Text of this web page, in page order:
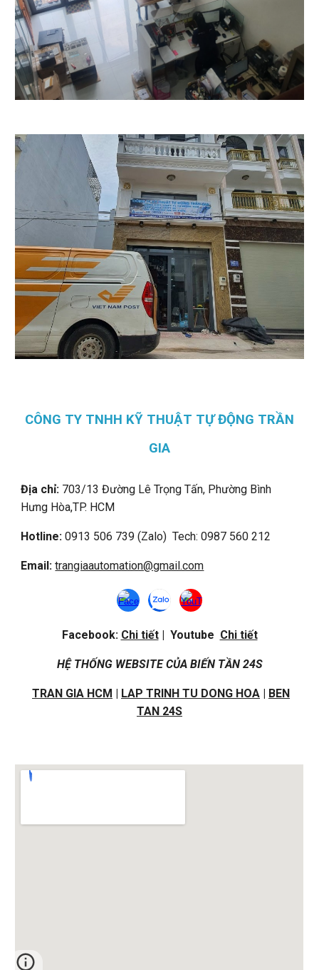
CÔNG TY TNHH KỸ THUẬT TỰ ĐỘNG TRẦN
GIA
Địa chỉ: 703/13 Đường Lê Trọng Tấn, Phường Bình
Hưng Hòa,TP. HCM
Hotline: 0913 506 739 (Zalo) Tech: 0987 560 212
Email:trangiaautomation@gmail.com
Facebook: Chi tiết| Youtube Chi tiết
HỆ THỐNG WEBSITE CỦA BIẾN TẦN 24S
TRAN GIA HCM | LAP TRINH TU DONG HOA | BEN
TAN 24S